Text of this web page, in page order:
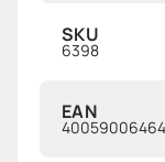
SKU
6398
EAN